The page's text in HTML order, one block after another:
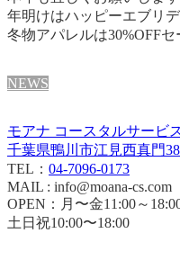
年明けはハッピーエブリ
冬物アパレルは30%OFFセ
NEWS
モアナ コースタルサービ
千葉県鴨川市江見西真門
TEL： 04-7096-0173
MAIL : info@moana-cs.com
OPEN：月〜金11:00～
土日祝10:00〜18:00